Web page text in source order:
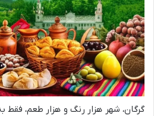
گرگان، شهر هزار رنگ و هزار طعم،